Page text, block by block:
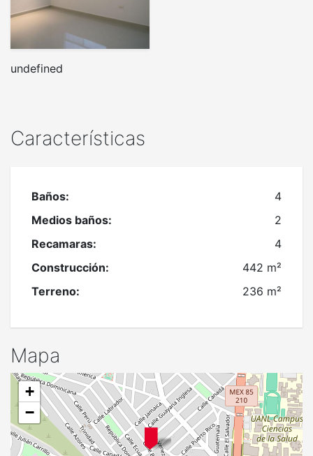
Características
Baños:
4
Medios baños:
2
Recamaras:
4
Construcción:
442 m²
Terreno:
236 m²
Mapa
+
−
undefined